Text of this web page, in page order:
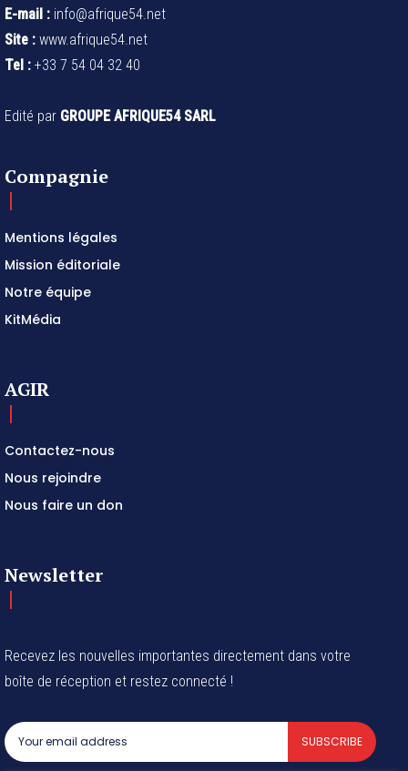
E-mail : info@afrique54.net
Site : www.afrique54.net
Tel : +33 7 54 04 32 40
Edité par GROUPE AFRIQUE54 SARL
Compagnie
Mentions légales
Mission éditoriale
Notre équipe
KitMédia
AGIR
Contactez-nous
Nous rejoindre
Nous faire un don
Newsletter
Recevez les nouvelles importantes directement dans votre
boîte de réception et restez connecté !
SUBSCRIBE